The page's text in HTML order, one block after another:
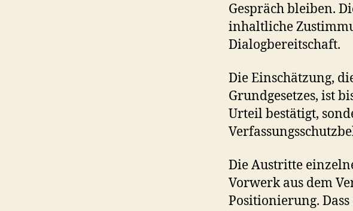
Gespräch bleiben.
inhaltliche
Dialogbereitschaft.
Die Einschätzung,
Grundgesetzes, ist
Urteil bestätigt,
Die Austritte
Vorwerk aus dem
Positionierung.